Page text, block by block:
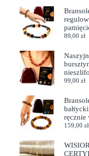
89,00 zł
99,00 zł
ręcznie
159,00 zł